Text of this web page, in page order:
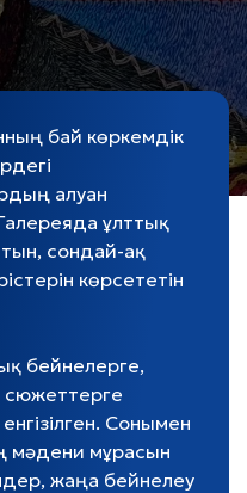
бай көркемдік
алуан
ұлттық
сондай-ақ
көрсететін
бейнелерге,
сюжеттерге
Сонымен
мәдени мұрасын
жаңа бейнелеу